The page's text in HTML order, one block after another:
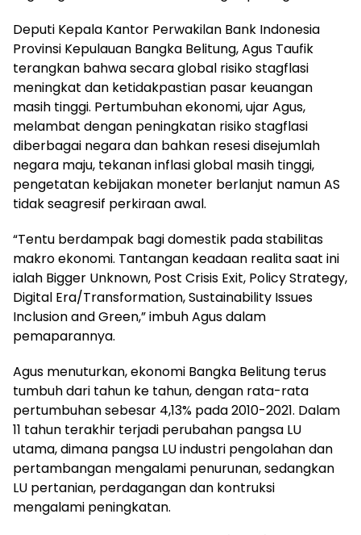
Deputi Kepala Kantor Perwakilan Bank Indonesia
Provinsi Kepulauan Bangka Belitung, Agus Taufik
terangkan bahwa secara global risiko stagflasi
meningkat dan ketidakpastian pasar keuangan
masih tinggi. Pertumbuhan ekonomi, ujar Agus,
melambat dengan peningkatan risiko stagflasi
diberbagai negara dan bahkan resesi disejumlah
negara maju, tekanan inflasi global masih tinggi,
pengetatan kebijakan moneter berlanjut namun AS
tidak seagresif perkiraan awal.
“Tentu berdampak bagi domestik pada stabilitas
makro ekonomi. Tantangan keadaan realita saat ini
ialah Bigger Unknown, Post Crisis Exit, Policy Strategy,
Digital Era/Transformation, Sustainability Issues
Inclusion and Green,” imbuh Agus dalam
pemaparannya.
Agus menuturkan, ekonomi Bangka Belitung terus
tumbuh dari tahun ke tahun, dengan rata-rata
pertumbuhan sebesar 4,13% pada 2010-2021. Dalam
11 tahun terakhir terjadi perubahan pangsa LU
utama, dimana pangsa LU industri pengolahan dan
pertambangan mengalami penurunan, sedangkan
LU pertanian, perdagangan dan kontruksi
mengalami peningkatan.